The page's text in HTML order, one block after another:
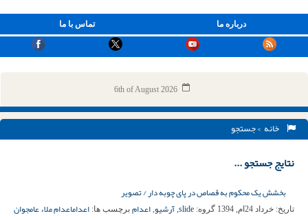
تماس با ما درباره ما
6th of August 2026
خانه > جستجو
نتایج جستجو ...
بخشش یک محکوم به قصاص در پای چوبه دار / تصویر
تاریخ: خرداد 24ام, 1394 گروه: slide
, آرشیو, اعدام برچسب ها: اعداماعدام ملاء عامجوان